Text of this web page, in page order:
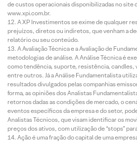
de custos operacionais disponibilizadas no site
www.xpi.com.br.
A XP Investimentos se exime de qualquer
prejuízos, diretos ou indiretos, que venham a
relatório ou seu conteúdo.
A Avaliação Técnica e a Avaliação de
metodologias de análise. A Análise Técnica é
como tendência, suporte, resistência, candles,
entre outros. Já a Análise Fundamentalista
resultados divulgados pelas companhias
forma, as opiniões dos Analistas
retornos dadas as condições de mercado, o
eventos específicos da empresa e do setor,
Analistas Técnicos, que visam identificar os
preços dos ativos, com utilização de “stops”
Ação é uma fração do capital de uma